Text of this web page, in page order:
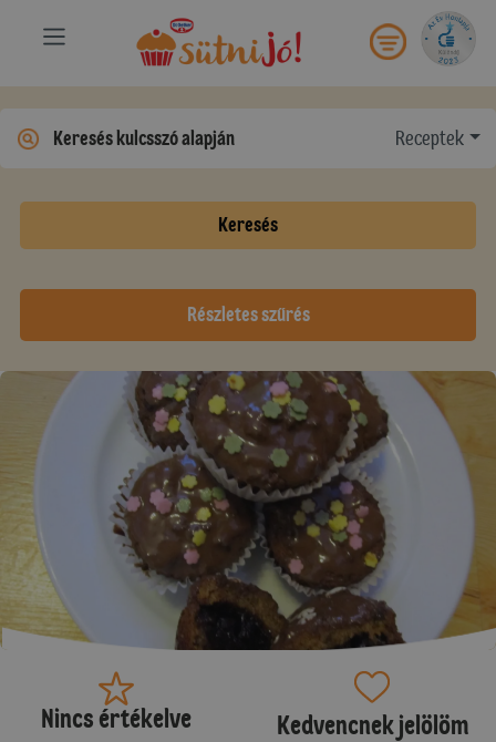
Receptek
Keresés
Részletes szűrés
Nincs értékelve Kedvencnek jelölöm